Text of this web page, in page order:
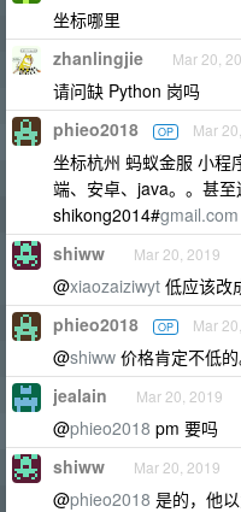
坐标哪里
zhanlingjie Mar 20,
请问缺 Python 岗吗
phieo2018 OP Mar
坐标杭州 蚂蚁金服 小程
端、安卓、java。。甚
shikong2014#gmail.com
shiww Mar 20, 2019
@xiaozaiziwyt 低应该改
phieo2018 OP Mar
@shiww 价格肯定不低的
jealain Mar 20, 2019
@phieo2018 pm 要吗
shiww Mar 20, 2019
@phieo2018 是的，他